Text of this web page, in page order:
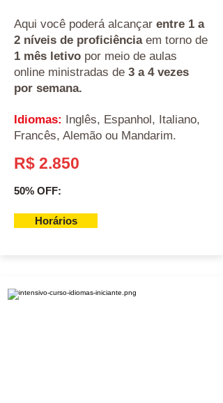
Aqui você poderá alcançar entre 1 a
2 níveis de proficiênciaem torno de
1 mês letivo por meio de aulas
online ministradas de 3 a 4 vezes
por semana.
Idiomas: Inglês, Espanhol, Italiano,
Francês, Alemão ou Mandarim.
R$ 2.850
50% OFF:
Horários